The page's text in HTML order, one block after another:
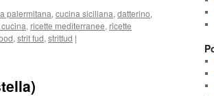
palermitana, cucina siciliana, datterino,
, ricette mediterranee, ricette
, strit fud, stritfud |